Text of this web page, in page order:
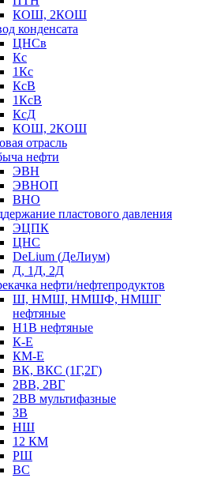
КОШ, 2КОШ
конденсата
ЦНСв
Кс
1Кс
КсВ
1КсВ
КсД
КОШ, 2КОШ
отрасль
нефти
ЭВН
ЭВНОП
ВНО
пластового давления
ЭЦПК
ЦНС
DeLium (ДеЛиум)
Д, 1Д, 2Д
нефти/нефтепродуктов
Ш, НМШ, НМШФ, НМШГ
нефтяные
Н1В нефтяные
К-Е
КМ-Е
ВК, ВКС (1Г,2Г)
2ВВ, 2ВГ
2ВВ мультифазные
3В
НШ
12 КМ
РШ
ВС